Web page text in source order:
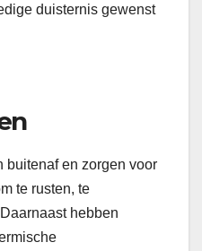
duisternis gewenst
buitenaf en zorgen voor
te rusten, te
hebben